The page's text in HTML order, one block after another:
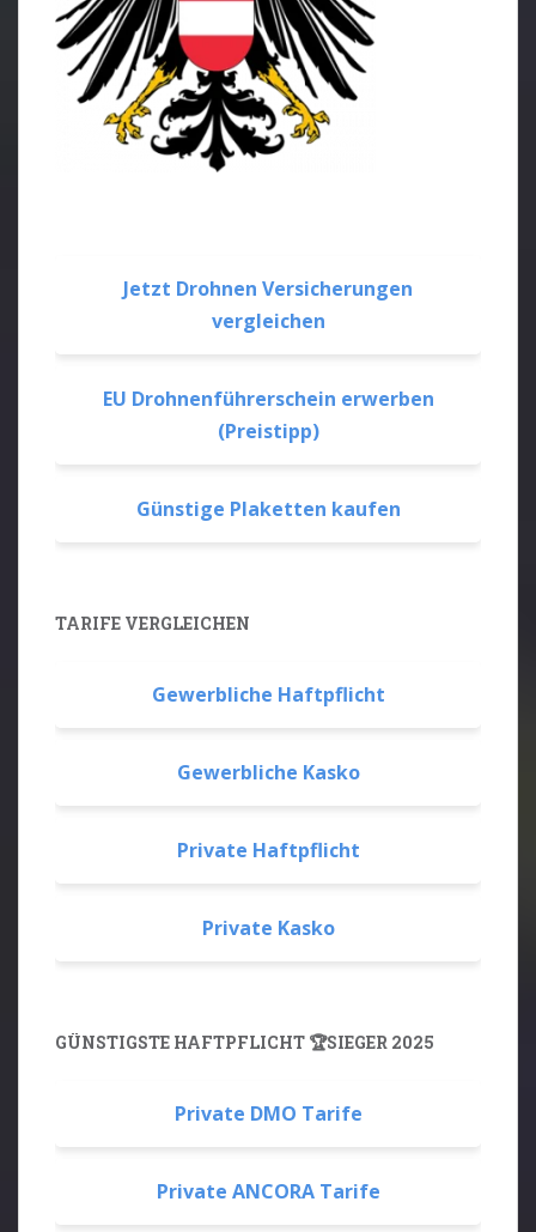
Jetzt Drohnen Versicherungen
vergleichen
EU Drohnenführerschein erwerben
(Preistipp)
Günstige Plaketten kaufen
TARIFE VERGLEICHEN
Gewerbliche Haftpflicht
Gewerbliche Kasko
Private Haftpflicht
Private Kasko
GÜNSTIGSTE HAFTPFLICHT 🏆SIEGER 2025
Private DMO Tarife
Private ANCORA Tarife